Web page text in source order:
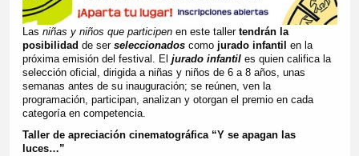
Las niñas y niños que participen en este taller tendrán la
posibilidad de ser seleccionados como jurado infantil en la
próxima emisión del festival. El jurado infantiles quien califica la
selección oficial, dirigida a niñas y niños de 6 a 8 años, unas
semanas antes de su inauguración; se reúnen, ven la
programación, participan, analizan y otorgan el premio en cada
categoría en competencia.
Taller de apreciación cinematográfica “Y se apagan las
luces…”